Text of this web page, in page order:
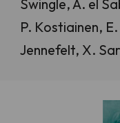
Swingle, A. el
P. Kostiainen,
Jennefelt, X.